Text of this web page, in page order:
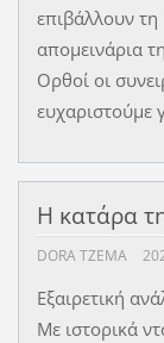
επιβάλλουν τη
απομεινάρια
Ορθοί οι
ευχαριστούμε
Η κατάρα
DORA TZEMA
Εξαιρετική
Με ιστορικά